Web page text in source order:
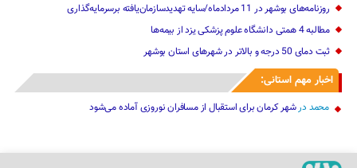
روزنامه‌های بوشهر در 11 مردادماه/سایه تهدیدسازمان‌یافته برسرمایه‌گذاری
مطالبه 4 همتی دانشگاه علوم پزشکی یزد از بیمه‌ها
ثبت دمای 50 درجه و بالاتر در شهرهای استان بوشهر
اخبار مهم استانی:
محمد درشهر کرمان برای استقبال از مسافران نوروزی آماده می‌شود